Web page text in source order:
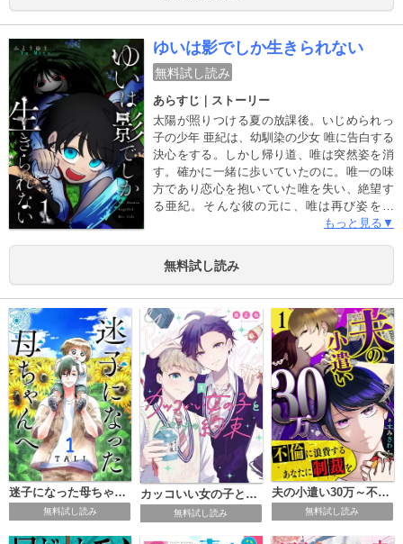
ゆいは影でしか生きられない
無料試し読み
あらすじ｜ストーリー
太陽が照りつける夏の放課後。いじめられっ
子の少年 亜紀は、幼馴染の少女 唯に告白する
決心をする。しかし帰り道、唯は突然姿を消
す。確かに一緒に歩いていたのに。唯一の味
方であり恋心を抱いていた唯を失い、絶望す
る亜紀。そんな彼の元に、唯は再び姿を現
す。「私、影になったんだよ」彼女の姿は異
うに移動する。影さえあれば自由に出入りで
きる。地面でも、天井でも、ヒトの体でも…
カ？唯を取り戻そうと奔走する亜紀。その思
いとは裏腹に「影」の悪夢は彼らを呑みこん
でいくーー（初出：GANMA!1～8話掲載分）
もっと見る▼
無料試し読み
迷子になった母ちゃんへ
無料試し読み
カッコいい女の子と12センチの約束
無料試し読み
夫の小遣い30万～不倫に浪費するあなたに制裁を～
無料試し読み